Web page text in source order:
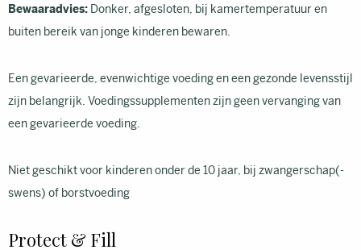
Bewaaradvies: Donker, afgesloten, bij kamertemperatuur en
buiten bereik van jonge kinderen bewaren.
Een gevarieerde, evenwichtige voeding en een gezonde levensstijl
zijn belangrijk. Voedingssupplementen zijn geen vervanging van
een gevarieerde voeding.
Niet geschikt voor kinderen onder de 10 jaar, bij zwangerschap(-
swens) of borstvoeding
Protect & Fill